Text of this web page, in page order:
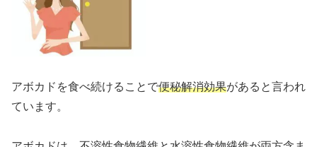
アボカドを食べ続けることで便秘解消効果があると言われ
ています。